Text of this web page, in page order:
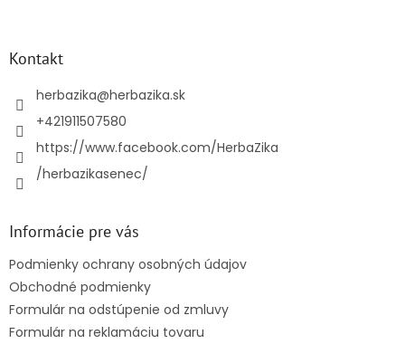
Kontakt
herbazika@herbazika.sk
+421911507580
https://www.facebook.com/HerbaZika
/herbazikasenec/
Informácie pre vás
Podmienky ochrany osobných údajov
Obchodné podmienky
Formulár na odstúpenie od zmluvy
Formulár na reklamáciu tovaru